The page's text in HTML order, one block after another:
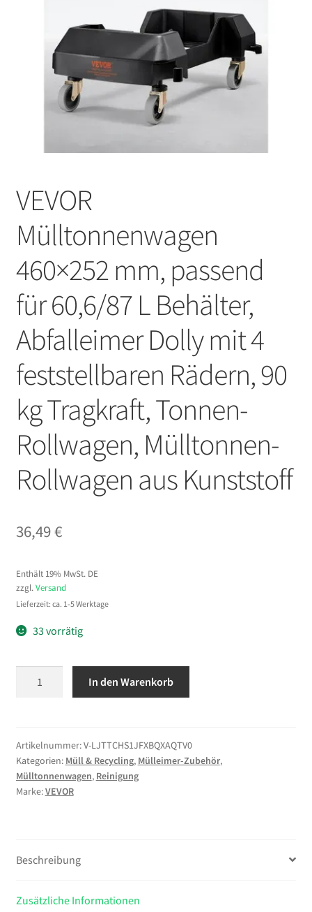
VEVOR
Mülltonnenwagen
460×252 mm, passend
für 60,6/87 L Behälter,
Abfalleimer Dolly mit 4
feststellbaren Rädern, 90
kg Tragkraft, Tonnen-
Rollwagen, Mülltonnen-
Rollwagen aus Kunststoff
36,49€
Enthält 19% MwSt. DE
zzgl. Versand
Lieferzeit: ca. 1-5 Werktage
33 vorrätig
passend
für
60,6/87
L
mit
feststellbaren
In den Warenkorb
Artikelnummer:V-LJTTCHS1JFXBQXAQTV0
Kategorien: Müll & Recycling, Mülleimer-Zubehör,
Mülltonnenwagen, Reinigung
Marke:VEVOR
Beschreibung
Zusätzliche Informationen